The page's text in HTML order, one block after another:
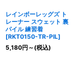
レインボーレッグズ ト
レーナー スウェット 裏
パイル 練習着
[RKT0150-TR-PIL]
5,180円 ～ (税込)